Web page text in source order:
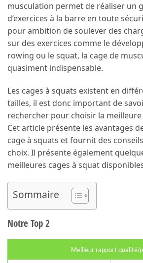
musculation permet de réaliser un
d’exercices à la barre en toute
pour ambition de soulever des
sur des exercices comme le
rowing ou le squat, la cage de
quasiment indispensable.
Les cages à squats existent en
tailles, il est donc important de
rechercher pour choisir la meilleure
Cet article présente les avantages
cage à squats et fournit des
choix. Il présente également
meilleures cages à squat
Sommaire
Notre Top 2
Meilleur rapport qualité/